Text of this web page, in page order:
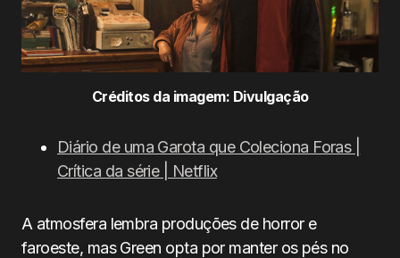
Créditos da imagem: Divulgação
Diário de uma Garota que Coleciona Foras |
Crítica da série | Netflix
A atmosfera lembra produções de horror e
faroeste, mas Green opta por manter os pés no